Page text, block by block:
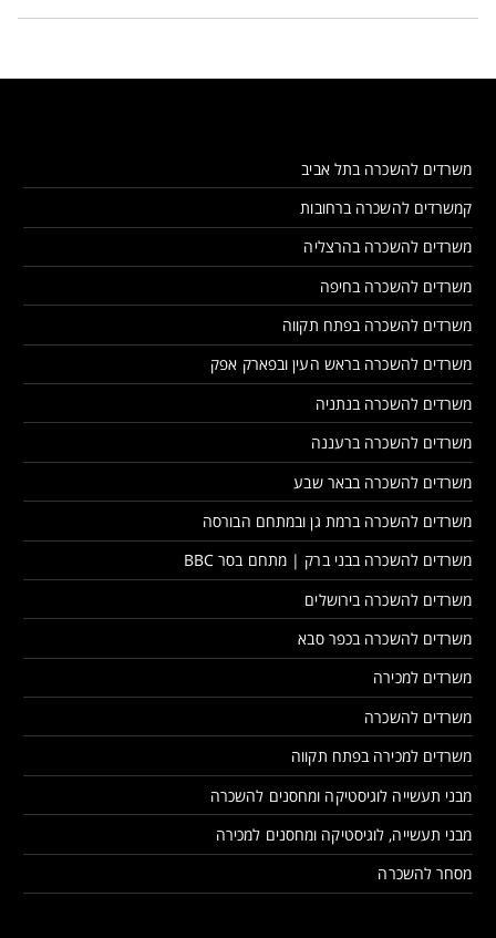
משרדים להשכרה בתל אביב
קמשרדים להשכרה ברחובות
משרדים להשכרה בהרצליה
משרדים להשכרה בחיפה
משרדים להשכרה בפתח תקווה
משרדים להשכרה בראש העין ובפארק אפק
משרדים להשכרה בנתניה
משרדים להשכרה ברעננה
משרדים להשכרה בבאר שבע
משרדים להשכרה ברמת גן ובמתחם הבורסה
משרדים להשכרה בבני ברק | מתחם בסר BBC
משרדים להשכרה בירושלים
משרדים להשכרה בכפר סבא
משרדים למכירה
משרדים להשכרה
משרדים למכירה בפתח תקווה
מבני תעשייה לוגיסטיקה ומחסנים להשכרה
מבני תעשייה, לוגיסטיקה ומחסנים למכירה
מסחר להשכרה